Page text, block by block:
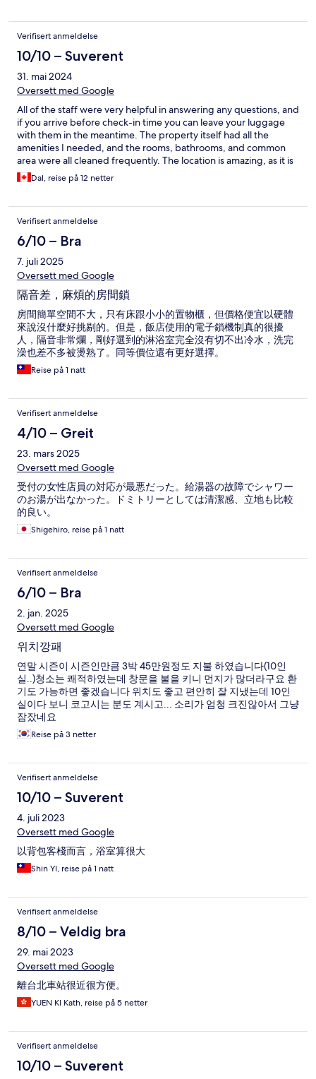
Verifisert anmeldelse
10/10 – Suverent
31. mai 2024
Oversett med Google
All of the staff were very helpful in answering any questions, and
if you arrive before check-in time you can leave your luggage
with them in the meantime. The property itself had all the
amenities I needed, and the rooms, bathrooms, and common
area were all cleaned frequently. The location is amazing, as it is
right by 台北車站/Taipei Main Station and a quick walk to 西門
町/Ximending! I really enjoyed my stay and would recommend
Dal, reise på 12 netter
Verifisert anmeldelse
6/10 – Bra
7. juli 2025
Oversett med Google
隔音差，麻煩的房間鎖
房間簡單空間不大，只有床跟小小的置物櫃，但價格便宜以硬體
來說沒什麼好挑剔的。但是，飯店使用的電子鎖機制真的很擾
人，隔音非常爛，剛好選到的淋浴室完全沒有切不出冷水，洗完
澡也差不多被燙熟了。同等價位還有更好選擇。
Reise på 1 natt
Verifisert anmeldelse
4/10 – Greit
23. mars 2025
Oversett med Google
受付の女性店員の対応が最悪だった。給湯器の故障でシャワー
のお湯が出なかった。ドミトリーとしては清潔感、立地も比較
的良い。
Shigehiro, reise på 1 natt
Verifisert anmeldelse
6/10 – Bra
2. jan. 2025
Oversett med Google
위치깡패
연말 시즌이 시즌인만큼 3박 45만원정도 지불 하였습니다(10인
실..)청소는 쾌적하였는데 창문을 불을 키니 먼지가 많더라구요 환
기도 가능하면 좋겠습니다 위치도 좋고 편안히 잘 지냈는데 10인
실이다 보니 코고시는 분도 계시고... 소리가 엄청 크진않아서 그냥
잠잤네요
Reise på 3 netter
Verifisert anmeldelse
10/10 – Suverent
4. juli 2023
Oversett med Google
以背包客棧而言，浴室算很大
Shin YI, reise på 1 natt
Verifisert anmeldelse
8/10 – Veldig bra
29. mai 2023
Oversett med Google
離台北車站很近很方便。
YUEN KI Kath, reise på 5 netter
Verifisert anmeldelse
10/10 – Suverent